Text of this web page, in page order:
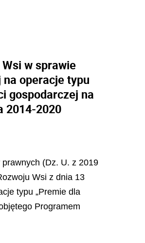
w sprawie
operacje typu
gospodarczej na
2014-2020
(Dz. U. z 2019
Wsi z dnia 13
typu „Premie dla
Programem